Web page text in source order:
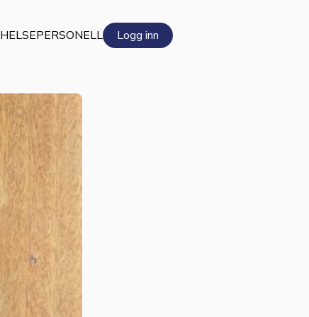
HELSEPERSONELL Logg inn